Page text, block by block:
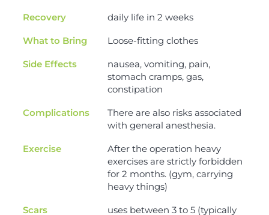
Recovery daily life in 2 weeks
What to Bring Loose-fitting clothes
Side Effects
nausea, vomiting, pain,
stomach cramps, gas,
constipation
Complications
There are also risks associated
with general anesthesia.
Exercise
After the operation heavy
exercises are strictly forbidden
for 2 months. (gym, carrying
heavy things)
Scars
uses between 3 to 5 (typically